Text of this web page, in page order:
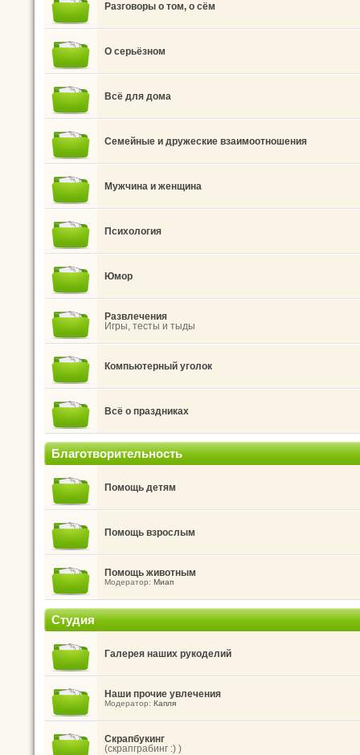
Разговоры о том, о сём
О серьёзном
Всё для дома
Семейные и дружеские взаимоотношения
Мужчина и женщина
Психология
Юмор
Развлечения
Игры, тесты и тыды
Компьютерный уголок
Всё о праздниках
Благотворительность
Помощь детям
Помощь взрослым
Помощь животным
Модератор: Миап
Студия
Галерея наших рукоделий
Наши прочие увлечения
Модератор: Капля
Скрапбукинг
(скрапграбинг :) )